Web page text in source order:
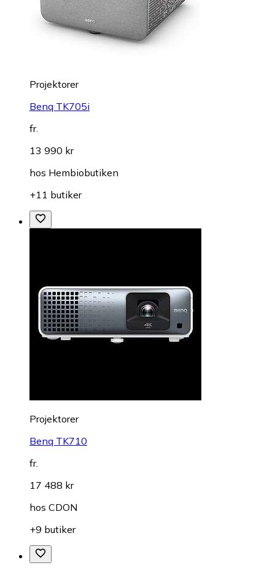
Projektorer
Benq TK705i
fr.
13 990 kr
hos Hembiobutiken
+11 butiker
Projektorer
Benq TK710
fr.
17 488 kr
hos CDON
+9 butiker